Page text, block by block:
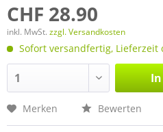
CHF 28.90
inkl. MwSt. zzgl. Versandkosten
Sofort versandfertig, Lieferzeit
Merken Bewerten